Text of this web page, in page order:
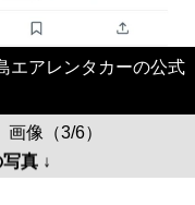
エアレンタカーの公式
像（3/6）
真 ↓